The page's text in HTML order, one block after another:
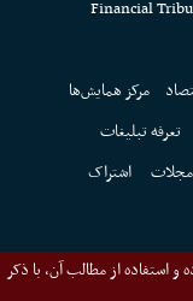
مرکز همایش‌ها
تعرفه تبلیغات
اشتراک
استفاده از مطالب آن، با ذکر